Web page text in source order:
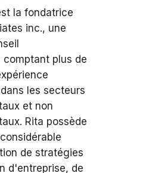
la fondatrice
inc., une
comptant plus de
les secteurs
et non
Rita possède
de stratégies
d'entreprise, de